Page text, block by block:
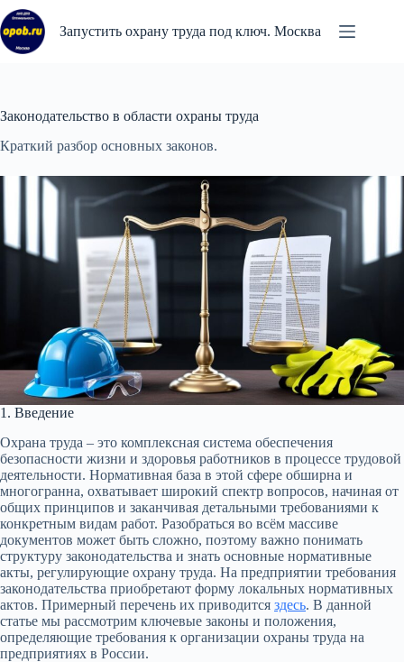
Перейти
к
сути
Запустить охрану труда под ключ. Москва
Законодательство в области охраны труда
Краткий разбор основных законов.
1. Введение
Охрана труда – это комплексная система обеспечения
безопасности жизни и здоровья работников в процессе трудовой
деятельности. Нормативная база в этой сфере обширна и
многогранна, охватывает широкий спектр вопросов, начиная от
общих принципов и заканчивая детальными требованиями к
конкретным видам работ. Разобраться во всём массиве
документов может быть сложно, поэтому важно понимать
структуру законодательства и знать основные нормативные
акты, регулирующие охрану труда. На предприятии требования
законодательства приобретают форму локальных нормативных
актов. Примерный перечень их приводится здесь. В данной
статье мы рассмотрим ключевые законы и положения,
определяющие требования к организации охраны труда на
предприятиях в России.